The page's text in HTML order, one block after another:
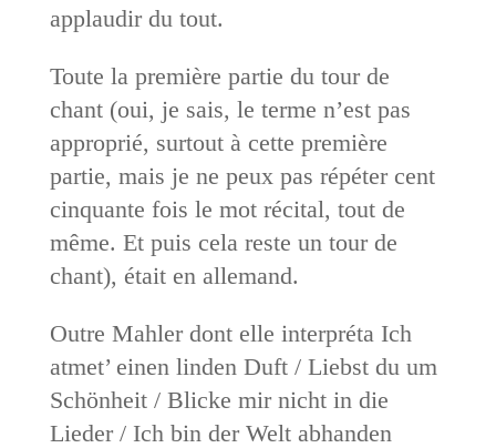
applaudir du tout.
Toute la première partie du tour de
chant (oui, je sais, le terme n’est pas
approprié, surtout à cette première
partie, mais je ne peux pas répéter cent
cinquante fois le mot récital, tout de
même. Et puis cela reste un tour de
chant), était en allemand.
Outre Mahler dont elle interpréta Ich
atmet’ einen linden Duft / Liebst du um
Schönheit / Blicke mir nicht in die
Lieder / Ich bin der Welt abhanden